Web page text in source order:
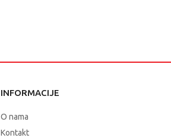
INFORMACIJE
O nama
Kontakt